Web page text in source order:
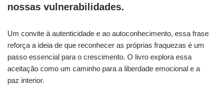
nossas vulnerabilidades.
Um convite à autenticidade e ao autoconhecimento, essa frase
reforça a ideia de que reconhecer as próprias fraquezas é um
passo essencial para o crescimento. O livro explora essa
aceitação como um caminho para a liberdade emocional e a
paz interior.